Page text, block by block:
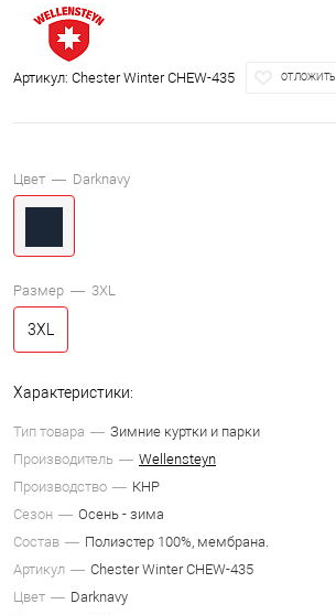
Артикул: Chester Winter CHEW-435 ОТЛОЖИТЬ
Цвет — Darknavy
Размер — 3XL
3XL
Характеристики:
Тип товара
Зимние куртки и парки
Производитель
Wellensteyn
Производство
КНР
Сезон
Осень - зима
Состав
Полиэстер 100%, мембрана.
Артикул
Chester Winter CHEW-435
Цвет
Darknavy